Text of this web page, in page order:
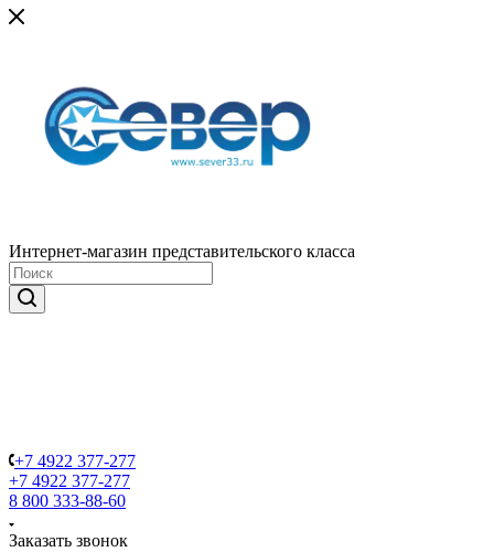
Интернет-магазин представительского класса
+7 4922 377-277
+7 4922 377-277
8 800 333-88-60
Заказать звонок